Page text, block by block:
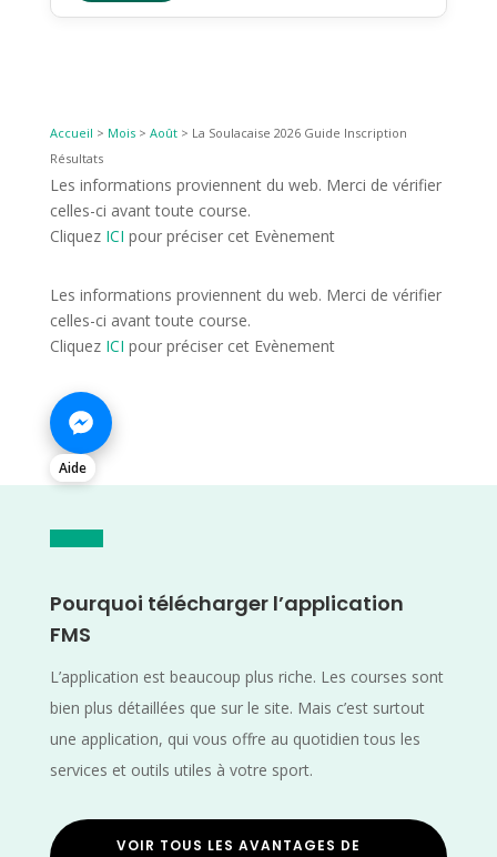
Accueil > Mois> Août> La Soulacaise 2026 Guide Inscription
Résultats
Les informations proviennent du web. Merci de vérifier
celles-ci avant toute course.
Cliquez ICI pour préciser cet Evènement
Les informations proviennent du web. Merci de vérifier
celles-ci avant toute course.
Cliquez ICI pour préciser cet Evènement
Aide
Pourquoi télécharger l’application
FMS
L’application est beaucoup plus riche. Les courses sont
bien plus détaillées que sur le site. Mais c’est surtout
une application, qui vous offre au quotidien tous les
services et outils utiles à votre sport.
VOIR TOUS LES AVANTAGES DE